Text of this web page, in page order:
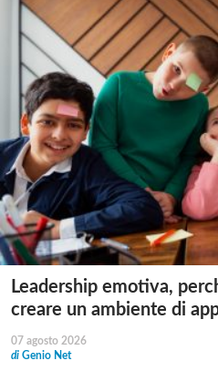
Leadership emotiva,
creare un ambiente di
07 agosto 2026
di Genio Net